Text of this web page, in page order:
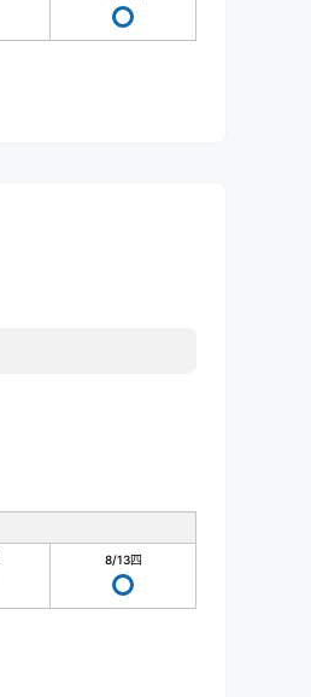
8/13四